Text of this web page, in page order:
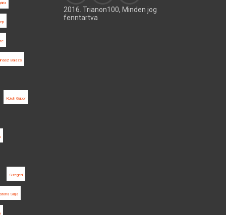
Balázs
Koloh Gábor
Szeged
Sírja
2016. Trianon100, Minden jog
fenntartva